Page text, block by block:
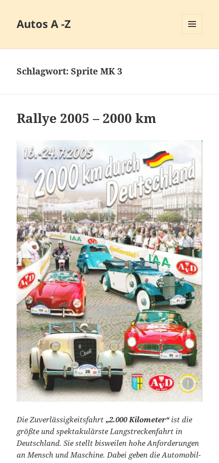
Autos A -Z
Schlagwort:Sprite MK 3
Rallye 2005 – 2000 km
Die Zuverlässigkeitsfahrt„2.000 Kilometer“ist die
größte und spektakulärste Langstreckenfahrt in
Deutschland. Sie stellt bisweilen hohe Anforderungen
an Mensch und Maschine. Dabei geben die Automobil-